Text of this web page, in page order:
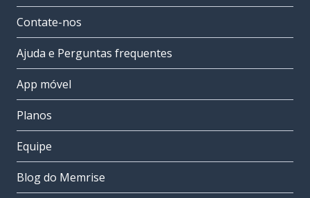
Contate-nos
Ajuda e Perguntas frequentes
App móvel
Planos
Equipe
Blog do Memrise